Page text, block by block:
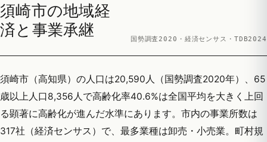
須崎市の地域経
済と事業承継
国勢調査2020・経済センサス・TDB2024
須崎市（高知県）の人口は20,590人（国勢調査2020年）、65
歳以上人口8,356人で高齢化率40.6%は全国平均を大きく上回
る顕著に高齢化が進んだ水準にあります。市内の事業所数は
317社（経済センサス）で、最多業種は卸売・小売業。町村規